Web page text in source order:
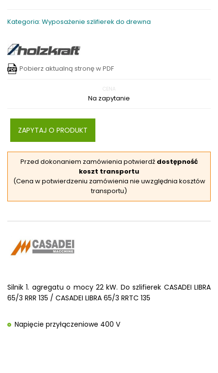
Kategoria: Wyposażenie szlifierek do drewna
Pobierz aktualną stronę w PDF
CENA
Na zapytanie
ZAPYTAJ O PRODUKT
Przed dokonaniem zamówienia potwierdź dostępność
koszt transportu
(Cena w potwierdzeniu zamówienia nie uwzględnia kosztów
transportu)
Silnik 1. agregatu o mocy 22 kW. Do szlifierek CASADEI LIBRA
65/3 RRR 135 / CASADEI LIBRA 65/3 RRTC 135
Napięcie przyłączeniowe 400 V